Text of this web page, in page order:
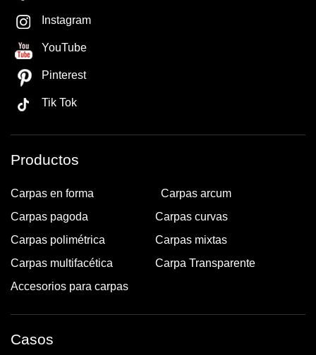
Instagram
YouTube
Pinterest
Tik Tok
Productos
Carpas en forma
Carpas arcum
Carpas pagoda
Carpas curvas
Carpas polimétrica
Carpas mixtas
Carpas multifacética
Carpa Transparente
Accesorios para carpas
Casos